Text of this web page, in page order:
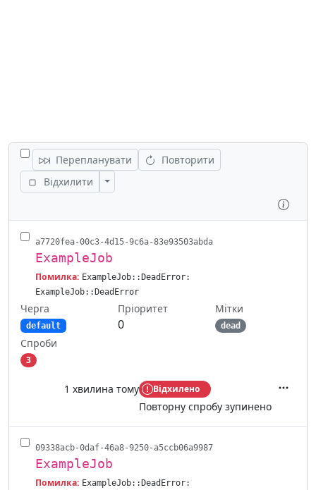
ПОКАЗАТИ ВСІ РОБОТИ
Перепланувати
Повторити
Відхилити
Показати дії
a7720fea-00c3-4d15-9c6a-83e93503abda
ExampleJob
Помилка: ExampleJob::DeadError:
ExampleJob::DeadError
Черга
default
Пріоритет
0
Мітки
dead
Спроби
3
1 хвилина тому Відхилено
Повторну спробу зупинено
09338acb-0daf-46a8-9250-a5ccb06a9987
ExampleJob
Помилка: ExampleJob::DeadError: